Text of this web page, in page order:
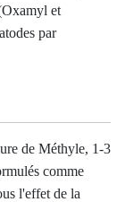
et
par
de Méthyle, 1-3
comme
l'effet de la